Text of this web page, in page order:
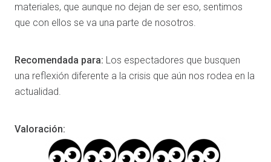
materiales, que aunque no dejan de ser eso, sentimos
que con ellos se va una parte de nosotros.
Recomendada para: Los espectadores que busquen
una reflexión diferente a la crisis que aún nos rodea en la
actualidad.
Valoración: